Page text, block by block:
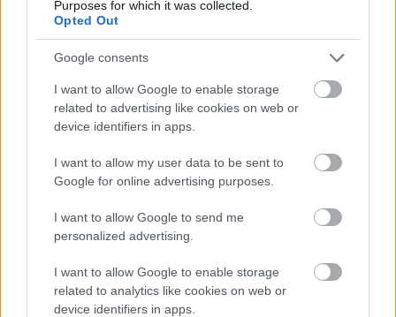
Purposes for which it was collected.
Opted Out
Google consents
I want to allow Google to enable storage
related to advertising like cookies on web or
device identifiers in apps.
I want to allow my user data to be sent to
Google for online advertising purposes.
I want to allow Google to send me
personalized advertising.
I want to allow Google to enable storage
related to analytics like cookies on web or
device identifiers in apps.
NŐVERŐ SZOMBATHELYI FÉRFI ELLEN EMELT